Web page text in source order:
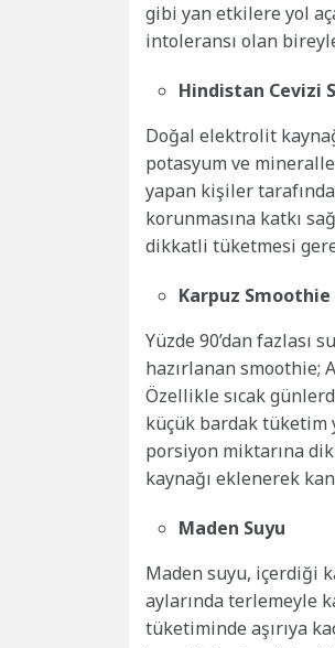
gibi yan etkilere yol
intoleransı olan
Hindistan Cevizi
Doğal elektrolit
potasyum ve
yapan kişiler
korunmasına katkı
dikkatli tüketmesi
Karpuz Smoothie
Yüzde 90’dan fazlası
hazırlanan smoothie;
Özellikle sıcak
küçük bardak tüketim
porsiyon miktarına
kaynağı eklenerek
Maden Suyu
Maden suyu, içerdiği
aylarında terlemeyle
tüketiminde aşırıya